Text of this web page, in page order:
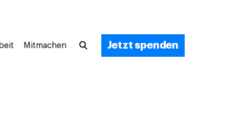
Mitmachen Jetzt spenden